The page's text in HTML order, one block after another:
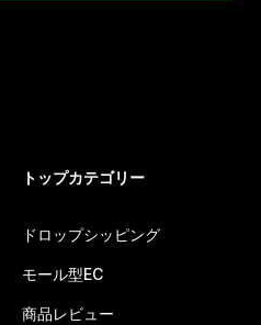
トップカテゴリー
ドロップシッピング
モール型EC
商品レビュー